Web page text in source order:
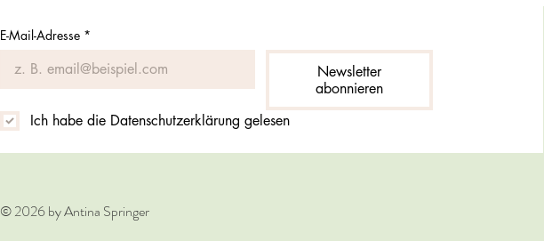
E-Mail-Adresse *
Newsletter
abonnieren
Ich habe die Datenschutzerklärung gelesen
© 2026 by Antina Springer